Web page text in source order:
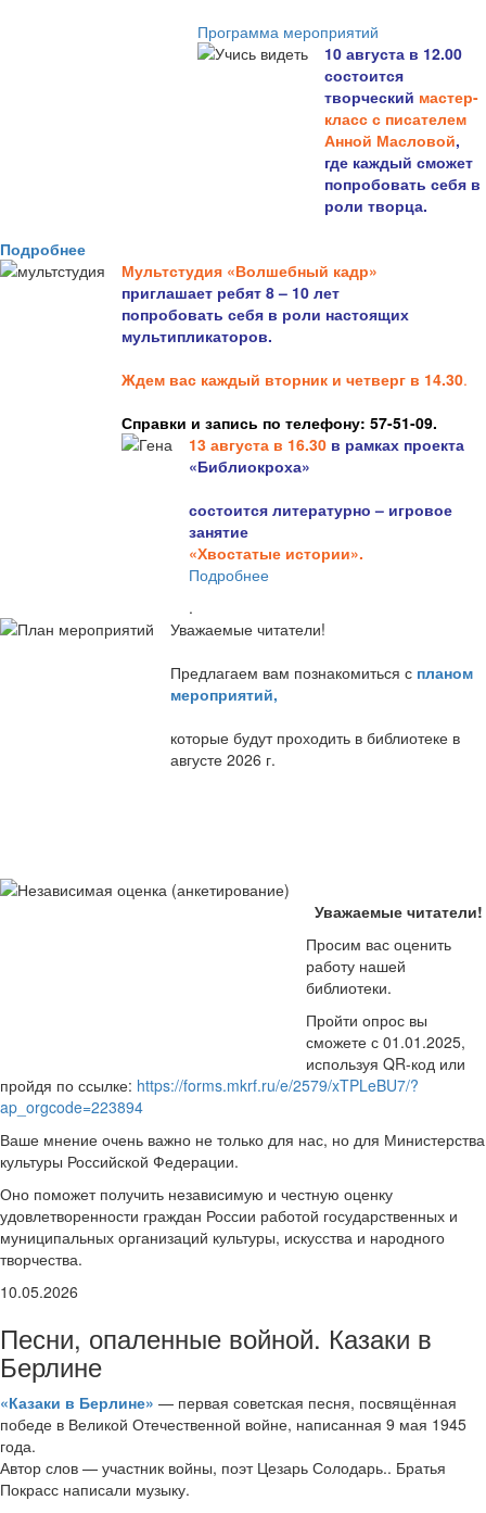
Программа мероприятий
10 августа в 12.00
состоится
творческий мастер-
класс с писателем
Анной Масловой,
где каждый сможет
попробовать себя в
роли творца.
Подробнее
Мультстудия «Волшебный кадр»
приглашает ребят 8 – 10 лет
попробовать себя в роли настоящих
мультипликаторов.
Ждем вас каждый вторник и четверг в 14.30.
Справки и запись по телефону: 57-51-09.
13 августа в 16.30 в рамках проекта
«Библиокроха»
состоится литературно – игровое
занятие
«Хвостатые истории».
Подробнее
.
Уважаемые читатели!
Предлагаем вам познакомиться с планом
мероприятий,
которые будут проходить в библиотеке в
августе 2026 г.
Уважаемые читатели!
Просим вас оценить
работу нашей
библиотеки.
Пройти опрос вы
сможете с 01.01.2025,
используя QR-код или
пройдя по ссылке: https://forms.mkrf.ru/e/2579/xTPLeBU7/?
ap_orgcode=223894
Ваше мнение очень важно не только для нас, но для Министерства
культуры Российской Федерации.
Оно поможет получить независимую и честную оценку
удовлетворенности граждан России работой государственных и
муниципальных организаций культуры, искусства и народного
творчества.
10.05.2026
Песни, опаленные войной. Казаки в
Берлине
«Казаки в Берлине» — первая советская песня, посвящённая
победе в Великой Отечественной войне, написанная 9 мая 1945
года.
Автор слов — участник войны, поэт Цезарь Солодарь.. Братья
Покрасс написали музыку.